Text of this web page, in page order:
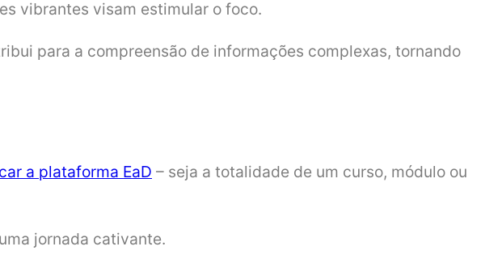
vibrantes visam estimular o foco.
para a compreensão de informações complexas, tornando
a plataforma EaD – seja a totalidade de um curso, módulo ou
jornada cativante.